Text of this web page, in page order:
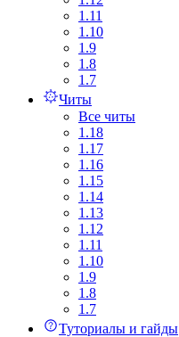
1.11
1.10
1.9
1.8
1.7
Читы
Все читы
1.18
1.17
1.16
1.15
1.14
1.13
1.12
1.11
1.10
1.9
1.8
1.7
Туториалы и гайды